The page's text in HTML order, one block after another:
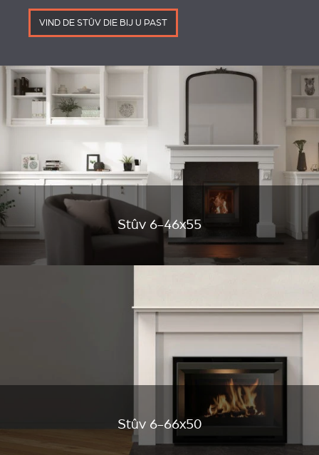
VIND DE STÛV DIE BIJ U PAST
Stûv 6-46x55
Stûv 6-66x50